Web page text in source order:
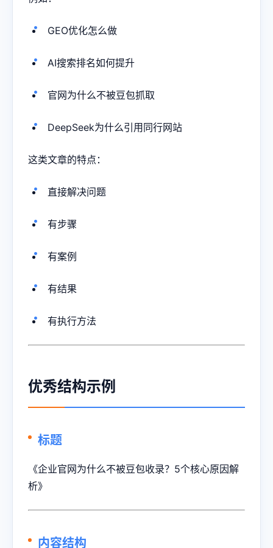
GEO优化怎么做
AI搜索排名如何提升
官网为什么不被豆包抓取
DeepSeek为什么引用同行网站
这类文章的特点：
直接解决问题
有步骤
有案例
有结果
有执行方法
优秀结构示例
标题
《企业官网为什么不被豆包收录？5个核心原因解
析》
内容结构